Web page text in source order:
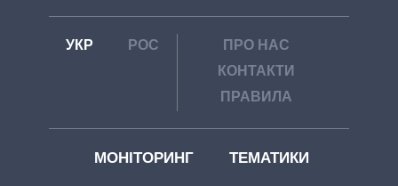
УКР РОС
ПРО НАС
КОНТАКТИ
ПРАВИЛА
МОНІТОРИНГ ТЕМАТИКИ